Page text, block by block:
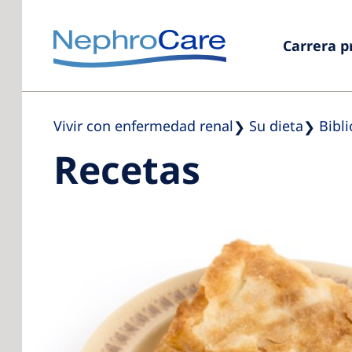
Carrera
Vivir con enfermedad renal Su dieta
Recetas